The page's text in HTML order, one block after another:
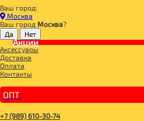
Ваш город:
Москва
Ваш город Москва?
Акции
Аксессуары
Доставка
Оплата
Контакты
ОПТ
+7 (989) 610-30-74
Главная
СПОРТИВНОЕ ПИТАНИЕ
L-КАРНИТИН
CARNITINE powder апельсин 150g, GeneticLab